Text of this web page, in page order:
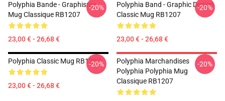
Polyphia Bande - Graphisme
Mug Classique RB1207
23,00 € - 26,68 €
-20%
Polyphia Band - Graphic Design
Classic Mug RB1207
23,00 € - 26,68 €
-20%
Polyphia Classic Mug RB1207
23,00 € - 26,68 €
-20%
Polyphia Marchandises
Polyphia Polyphia Mug
Classique RB1207
-20%